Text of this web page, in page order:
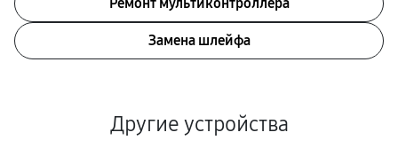
Замена шлейфа
Другие устройства